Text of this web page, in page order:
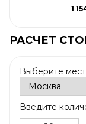
1
РАСЧЕТ
Выберите
Введите